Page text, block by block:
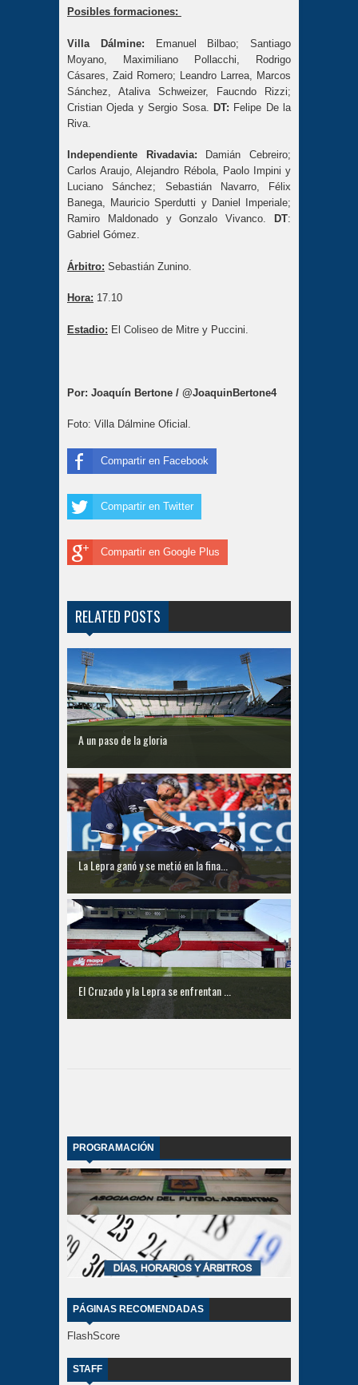
Posibles formaciones:
Villa Dálmine: Emanuel Bilbao; Santiago
Moyano, Maximiliano Pollacchi, Rodrigo
Cásares, Zaid Romero; Leandro Larrea, Marcos
Sánchez, Ataliva Schweizer, Faucndo Rizzi;
Cristian Ojeda y Sergio Sosa. DT: Felipe De la
Riva.
Independiente Rivadavia: Damián Cebreiro;
Carlos Araujo, Alejandro Rébola, Paolo Impini y
Luciano Sánchez; Sebastián Navarro, Félix
Banega, Mauricio Sperdutti y Daniel Imperiale;
Ramiro Maldonado y Gonzalo Vivanco.
DT:
Gabriel Gómez.
Árbitro: Sebastián Zunino.
Hora: 17.10
Estadio: El Coliseo de Mitre y Puccini.
Por: Joaquín Bertone / @JoaquinBertone4
Foto: Villa Dálmine Oficial.
Compartir en Facebook
Compartir en Twitter
Compartir en Google Plus
RELATED POSTS
A un paso de la gloria
La Lepra ganó y se metió en la fina...
El Cruzado y la Lepra se enfrentan ...
PROGRAMACIÓN
PÁGINAS RECOMENDADAS
FlashScore
STAFF